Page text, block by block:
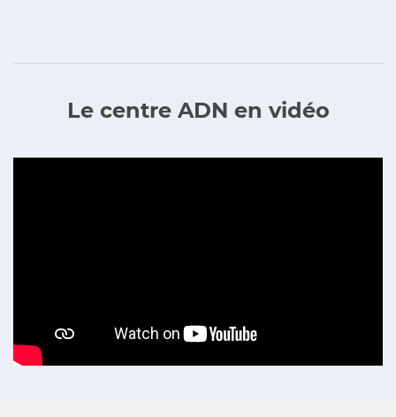
Le centre ADN en vidéo